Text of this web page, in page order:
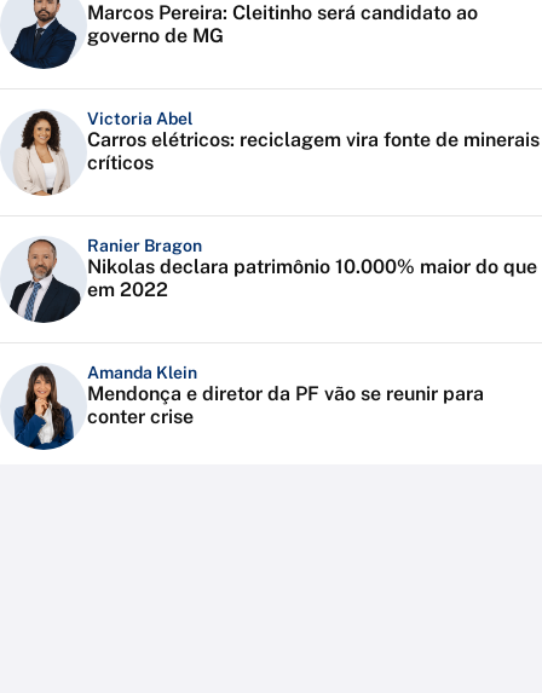
Marcos Pereira: Cleitinho será candidato ao
governo de MG
Victoria Abel
Carros elétricos: reciclagem vira fonte de minerais
críticos
Ranier Bragon
Nikolas declara patrimônio 10.000% maior do que
em 2022
Amanda Klein
Mendonça e diretor da PF vão se reunir para
conter crise